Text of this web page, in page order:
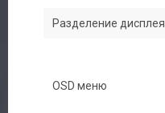
Разделение дисплея
OSD меню